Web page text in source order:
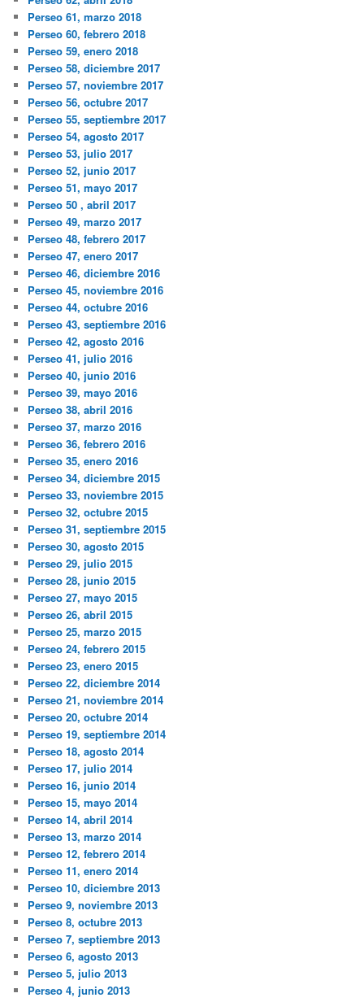
Perseo 61, marzo 2018
Perseo 60, febrero 2018
Perseo 59, enero 2018
Perseo 58, diciembre 2017
Perseo 57, noviembre 2017
Perseo 56, octubre 2017
Perseo 55, septiembre 2017
Perseo 54, agosto 2017
Perseo 53, julio 2017
Perseo 52, junio 2017
Perseo 51, mayo 2017
Perseo 50 , abril 2017
Perseo 49, marzo 2017
Perseo 48, febrero 2017
Perseo 47, enero 2017
Perseo 46, diciembre 2016
Perseo 45, noviembre 2016
Perseo 44, octubre 2016
Perseo 43, septiembre 2016
Perseo 42, agosto 2016
Perseo 41, julio 2016
Perseo 40, junio 2016
Perseo 39, mayo 2016
Perseo 38, abril 2016
Perseo 37, marzo 2016
Perseo 36, febrero 2016
Perseo 35, enero 2016
Perseo 34, diciembre 2015
Perseo 33, noviembre 2015
Perseo 32, octubre 2015
Perseo 31, septiembre 2015
Perseo 30, agosto 2015
Perseo 29, julio 2015
Perseo 28, junio 2015
Perseo 27, mayo 2015
Perseo 26, abril 2015
Perseo 25, marzo 2015
Perseo 24, febrero 2015
Perseo 23, enero 2015
Perseo 22, diciembre 2014
Perseo 21, noviembre 2014
Perseo 20, octubre 2014
Perseo 19, septiembre 2014
Perseo 18, agosto 2014
Perseo 17, julio 2014
Perseo 16, junio 2014
Perseo 15, mayo 2014
Perseo 14, abril 2014
Perseo 13, marzo 2014
Perseo 12, febrero 2014
Perseo 11, enero 2014
Perseo 10, diciembre 2013
Perseo 9, noviembre 2013
Perseo 8, octubre 2013
Perseo 7, septiembre 2013
Perseo 6, agosto 2013
Perseo 5, julio 2013
Perseo 4, junio 2013